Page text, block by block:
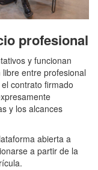
profesional
y funcionan
entre profesional
contrato firmado
y los alcances
abierta a
a partir de la